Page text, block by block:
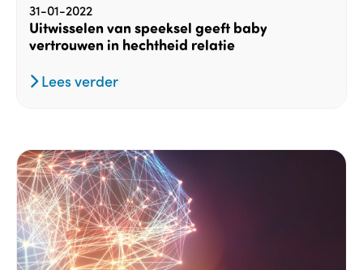
31-01-2022
Uitwisselen van speeksel geeft baby
vertrouwen in hechtheid relatie
Lees verder